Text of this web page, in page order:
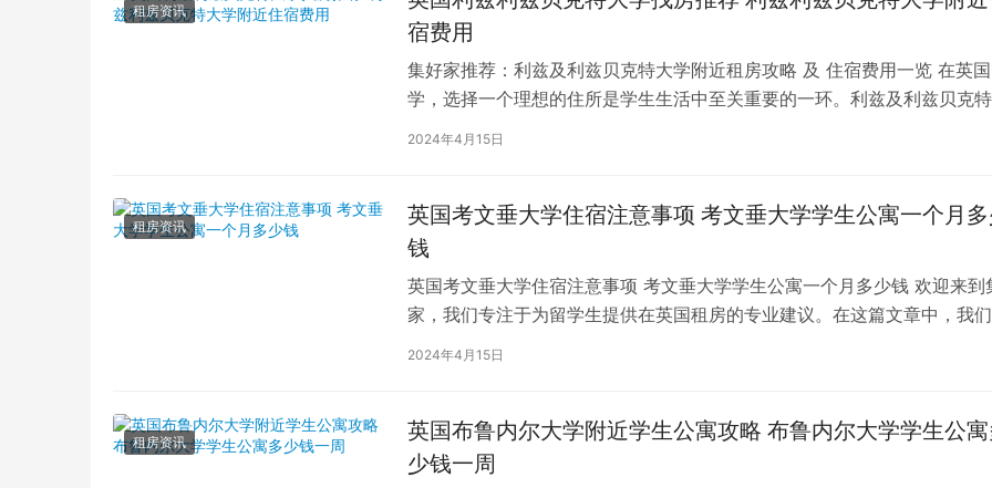
租房资讯
宿费用
集好家推荐：利兹及利兹贝克特大学附近租房攻略 及 住宿费用一览 在英
学，选择一个理想的住所是学生生活中至关重要的一环。利兹及利兹贝克特
学（以下简称利兹贝大）作为英国一所卓越的…
2024年4月15日
租房资讯
英国考文垂大学住宿注意事项 考文垂大学学生公寓一个月
钱
英国考文垂大学住宿注意事项 考文垂大学学生公寓一个月多少钱 欢迎来到
家，我们专注于为留学生提供在英国租房的专业建议。在这篇文章中，我们
深入探讨英国考文垂大学住宿的注意事项，以…
2024年4月15日
租房资讯
英国布鲁内尔大学附近学生公寓攻略 布鲁内尔大学学生公寓
少钱一周